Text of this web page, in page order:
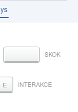
MEZERNÍKSKOK
E INTERAKCE